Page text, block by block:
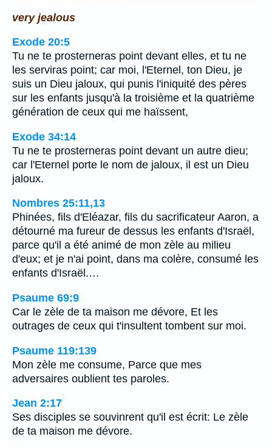
very jealous
Exode 20:5
Tu ne te prosterneras point devant elles, et tu ne
les serviras point; car moi, l'Eternel, ton Dieu, je
suis un Dieu jaloux, qui punis l'iniquité des pères
sur les enfants jusqu'à la troisième et la quatrième
génération de ceux qui me haïssent,
Exode 34:14
Tu ne te prosterneras point devant un autre dieu;
car l'Eternel porte le nom de jaloux, il est un Dieu
jaloux.
Nombres 25:11,13
Phinées, fils d'Eléazar, fils du sacrificateur Aaron, a
détourné ma fureur de dessus les enfants d'Israël,
parce qu'il a été animé de mon zèle au milieu
d'eux; et je n'ai point, dans ma colère, consumé les
enfants d'Israël.…
Psaume 69:9
Car le zèle de ta maison me dévore, Et les
outrages de ceux qui t'insultent tombent sur moi.
Psaume 119:139
Mon zèle me consume, Parce que mes
adversaires oublient tes paroles.
Jean 2:17
Ses disciples se souvinrent qu'il est écrit: Le zèle
de ta maison me dévore.